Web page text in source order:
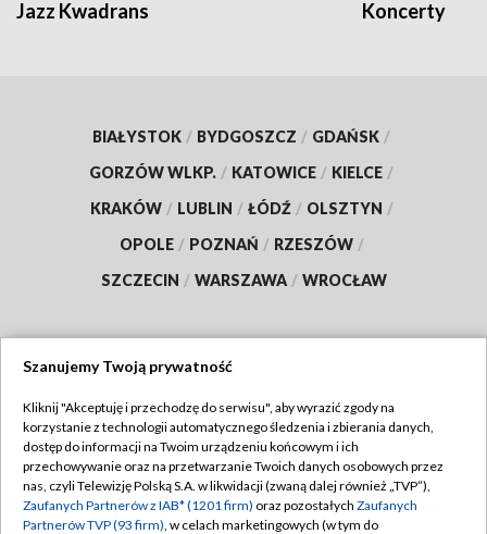
Jazz Kwadrans Koncerty
BIAŁYSTOK / BYDGOSZCZ / GDAŃSK /
GORZÓW WLKP. / KATOWICE / KIELCE /
KRAKÓW / LUBLIN / ŁÓDŹ / OLSZTYN /
OPOLE / POZNAŃ / RZESZÓW /
SZCZECIN / WARSZAWA / WROCŁAW
TVP
Abonament TVP
Emisja w TVP
Regulamin TVP
Polityka prywatności
Szanujemy Twoją prywatność
Kliknij "Akceptuję i przechodzę do serwisu", aby wyrazić zgody na
korzystanie z technologii automatycznego śledzenia i zbierania danych,
dostęp do informacji na Twoim urządzeniu końcowym i ich
przechowywanie oraz na przetwarzanie Twoich danych osobowych przez
nas, czyli Telewizję Polską S.A. w likwidacji (zwaną dalej również „TVP”),
Zaufanych Partnerów z IAB* (1201 firm) oraz pozostałych Zaufanych
Partnerów TVP (93 firm), w celach marketingowych (w tym do